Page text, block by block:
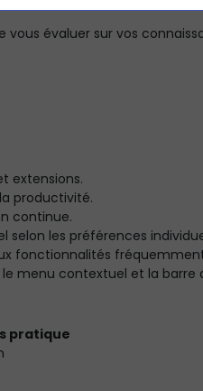
évaluer sur vos
extensions.
productivité.
continue.
selon les préférences
fonctionnalités
menu contextuel et la barre
pratique